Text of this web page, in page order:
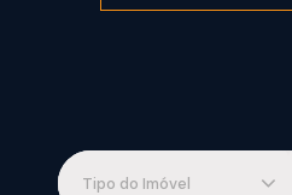
Tipo do Imóvel